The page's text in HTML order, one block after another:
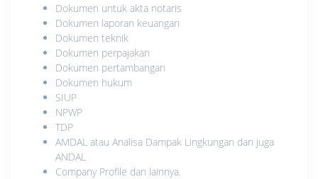
Dokumen untuk akta notaris
Dokumen laporan keuangan
Dokumen teknik
Dokumen perpajakan
Dokumen pertambangan
Dokumen hukum
SIUP
NPWP
TDP
AMDAL atau Analisa Dampak Lingkungan dan juga
ANDAL
Company Profile dan lainnya.